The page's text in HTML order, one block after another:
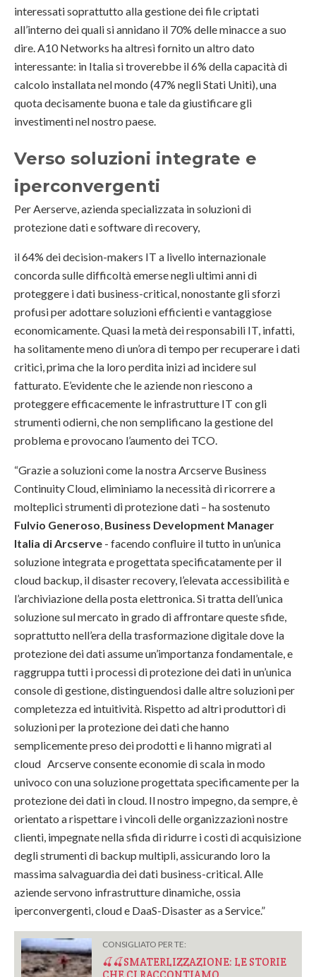
interessati soprattutto alla gestione dei file criptati
all’interno dei quali si annidano il 70% delle minacce a suo
dire. A10 Networks ha altresì fornito un altro dato
interessante: in Italia si troverebbe il 6% della capacità di
calcolo installata nel mondo (47% negli Stati Uniti), una
quota decisamente buona e tale da giustificare gli
investimenti nel nostro paese.
Verso soluzioni integrate e
iperconvergenti
Per Aerserve, azienda specializzata in soluzioni di
protezione dati e software di recovery,
il 64% dei decision-makers IT a livello internazionale
concorda sulle difficoltà emerse negli ultimi anni di
proteggere i dati business-critical, nonostante gli sforzi
profusi per adottare soluzioni efficienti e vantaggiose
economicamente. Quasi la metà dei responsabili IT, infatti,
ha solitamente meno di un’ora di tempo per recuperare i dati
critici, prima che la loro perdita inizi ad incidere sul
fatturato. E’evidente che le aziende non riescono a
proteggere efficacemente le infrastrutture IT con gli
strumenti odierni, che non semplificano la gestione del
problema e provocano l’aumento dei TCO.
“Grazie a soluzioni come la nostra Arcserve Business
Continuity Cloud, eliminiamo la necessità di ricorrere a
molteplici strumenti di protezione dati – ha sostenuto
Fulvio Generoso Business Development Manager
Italia di Arcserve - facendo confluire il tutto in un’unica
soluzione integrata e progettata specificatamente per il
cloud backup, il disaster recovery, l’elevata accessibilità e
l’archiviazione della posta elettronica. Si tratta dell’unica
soluzione sul mercato in grado di affrontare queste sfide,
soprattutto nell’era della trasformazione digitale dove la
protezione dei dati assume un’importanza fondamentale, e
raggruppa tutti i processi di protezione dei dati in un’unica
console di gestione, distinguendosi dalle altre soluzioni per
completezza ed intuitività. Rispetto ad altri produttori di
soluzioni per la protezione dei dati che hanno
semplicemente preso dei prodotti e li hanno migrati al
cloud Arcserve consente economie di scala in modo
univoco con una soluzione progettata specificamente per la
protezione dei dati in cloud. Il nostro impegno, da sempre, è
orientato a rispettare i vincoli delle organizzazioni nostre
clienti, impegnate nella sfida di ridurre i costi di acquisizione
degli strumenti di backup multipli, assicurando loro la
massima salvaguardia dei dati business-critical. Alle
aziende servono infrastrutture dinamiche, ossia
iperconvergenti, cloud e DaaS-Disaster as a Service.”
CONSIGLIATO PER TE:
🍒🍒SMATERLIZZAZIONE: LE STORIE
CHE CI RACCONTIAMO